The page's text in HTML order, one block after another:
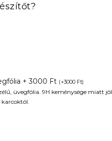
+ 3000 Ft (+3000 Ft)
üvegfólia. 9H keménysége miatt jól